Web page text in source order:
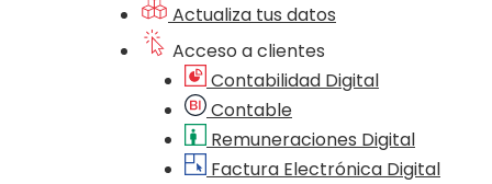
Actualiza tus datos
Acceso a clientes
Contabilidad Digital
Contable
Remuneraciones Digital
Factura Electrónica Digital